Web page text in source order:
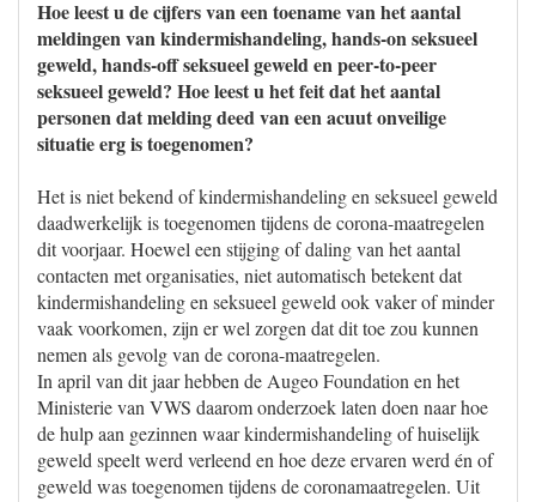
Hoe leest u de cijfers van een toename van het aantal
meldingen van kindermishandeling, hands-on seksueel
geweld, hands-off seksueel geweld en peer-to-peer
seksueel geweld? Hoe leest u het feit dat het aantal
personen dat melding deed van een acuut onveilige
situatie erg is toegenomen?
Het is niet bekend of kindermishandeling en seksueel geweld
daadwerkelijk is toegenomen tijdens de corona-maatregelen
dit voorjaar. Hoewel een stijging of daling van het aantal
contacten met organisaties, niet automatisch betekent dat
kindermishandeling en seksueel geweld ook vaker of minder
vaak voorkomen, zijn er wel zorgen dat dit toe zou kunnen
nemen als gevolg van de corona-maatregelen.
In april van dit jaar hebben de Augeo Foundation en het
Ministerie van VWS daarom onderzoek laten doen naar hoe
de hulp aan gezinnen waar kindermishandeling of huiselijk
geweld speelt werd verleend en hoe deze ervaren werd én of
geweld was toegenomen tijdens de coronamaatregelen. Uit